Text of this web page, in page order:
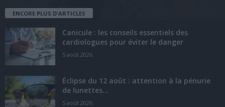
ENCORE PLUS D'ARTICLES
Canicule : les conseils essentiels des
cardiologues pour éviter le danger
5 août 2026
Éclipse du 12 août : attention à la pénurie
de lunettes...
5 août 2026